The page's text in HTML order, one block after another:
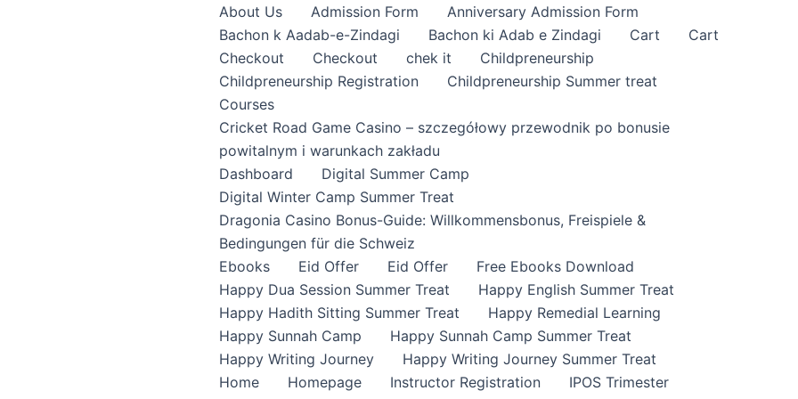
About Us Admission Form
Anniversary Admission Form
Bachon k Aadab-e-Zindagi
Bachon ki Adab e Zindagi Cart
Cart
Checkout
Checkout chek it
Childpreneurship
Childpreneurship Registration
Childpreneurship Summer treat
Courses
Cricket Road Game Casino – szczegółowy przewodnik po bonusie
powitalnym i warunkach zakładu
Dashboard
Digital Summer Camp
Digital Winter Camp Summer Treat
Dragonia Casino Bonus-Guide: Willkommensbonus, Freispiele &
Bedingungen für die Schweiz
Ebooks
Eid Offer Eid Offer
Free Ebooks Download
Happy Dua Session Summer Treat
Happy English Summer Treat
Happy Hadith Sitting Summer Treat
Happy Remedial Learning
Happy Sunnah Camp
Happy Sunnah Camp Summer Treat
Happy Writing Journey
Happy Writing Journey Summer Treat
Home
Homepage Instructor Registration
IPOS Trimester